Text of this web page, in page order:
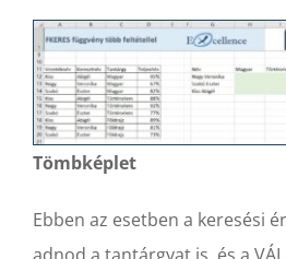
Tömbképlet
Ebben az esetben a keresési